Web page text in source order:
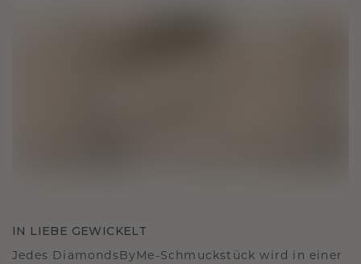
IN LIEBE GEWICKELT
Jedes DiamondsByMe-Schmuckstück wird in einer